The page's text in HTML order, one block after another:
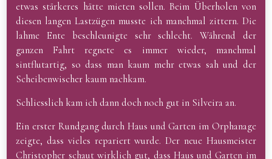
etwas stärkeres hätte mieten sollen. Beim Überholen von
diesen langen Lastzügen musste ich manchmal zittern. Die
lahme Ente beschleunigte sehr schlecht. Während der
ganzen Fahrt regnete es immer wieder, manchmal
sintflutartig, so dass man kaum mehr etwas sah und der
Scheibenwischer kaum nachkam.
Schliesslich kam ich dann doch noch gut in Silveira an.
Ein erster Rundgang durch Haus und Garten im Orphanage
zeigte, dass vieles repariert wurde. Der neue Hausmeister
Christopher schaut wirklich gut, dass Haus und Garten im